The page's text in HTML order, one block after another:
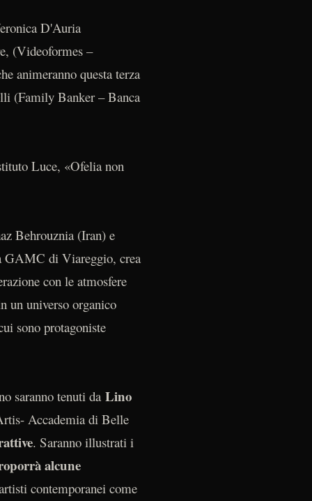
D'Auria
(Videoformes –
animeranno questa terza
(Family Banker – Banca
Luce, «Ofelia non
Behrouznia (Iran) e
GAMC di Viareggio, crea
con le atmosfere
un universo organico
sono protagoniste
saranno tenuti da Lino
Accademia di Belle
. Saranno illustrati i
alcune
contemporanei come